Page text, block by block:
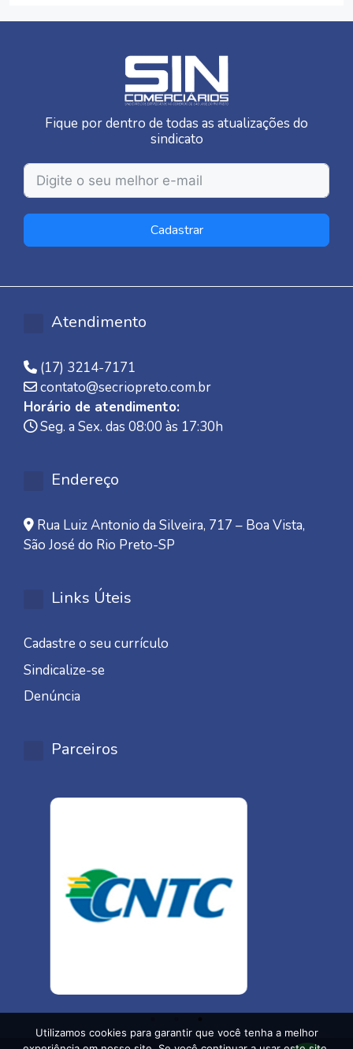
Fique por dentro de todas as atualizações do
sindicato
Cadastrar
Atendimento
(17) 3214-7171
contato@secriopreto.com.br
Horário de atendimento:
Seg. a Sex. das 08:00 às 17:30h
Endereço
Rua Luiz Antonio da Silveira, 717 – Boa Vista,
São José do Rio Preto-SP
Links Úteis
Cadastre o seu currículo
Sindicalize-se
Denúncia
Parceiros
Utilizamos cookies para garantir que você tenha a melhor